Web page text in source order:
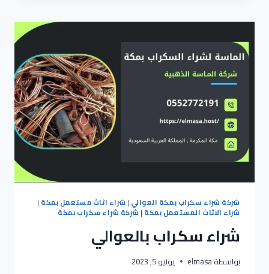
شركة شراء سكراب بمكة العوالي | شراء اثاث مستعمل بمكة |
شراء الاثاث المستعمل بمكة | شركة شراء سكراب بمكة
شراء سكراب بالعوالي
بواسطةelmasa يونيو 5, 2023